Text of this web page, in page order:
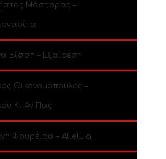
Μάστορας –
Βίσση – Εξαίρεση
Οικονομόπουλος –
Κι Αν Πας
Φουρέιρα – Alleluia